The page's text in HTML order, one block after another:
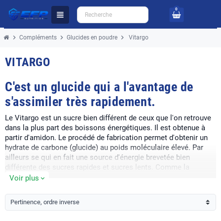
view_headline
0
chevron_right Compléments chevron_right Glucides en poudre chevron_right Vitargo
VITARGO
C'est un glucide qui a l'avantage de
s'assimiler très rapidement.
Le Vitargo est un sucre bien différent de ceux que l'on retrouve
dans la plus part des boissons énergétiques. Il est obtenue à
partir d'amidon. Le procédé de fabrication permet d'obtenir un
hydrate de carbone (glucide) au poids moléculaire élevé. Par
ailleurs se qui en fait une source d'énergie brevetée bien
différente des sucres rapides et sucres lents. Comme la
maltodextrine, le dextrose ou le waxy maize (issu de l'amidon
centaines à des milliers de fois plus grosses que celles des
autres sources de glucides en poudre comme le dextrose ou la
Voir plus expand_more
Pertinence, ordre inverse